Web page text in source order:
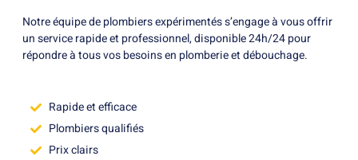
Notre équipe de plombiers expérimentés s’engage à vous offrir
un service rapide et professionnel, disponible 24h/24 pour
répondre à tous vos besoins en plomberie et débouchage.
Rapide et efficace
Plombiers qualifiés
Prix clairs